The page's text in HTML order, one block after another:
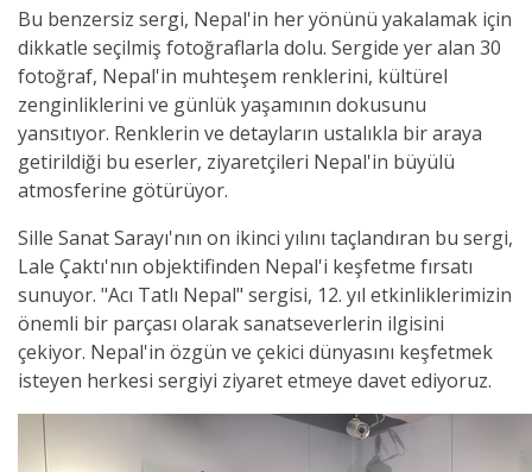
Bu benzersiz sergi, Nepal'in her yönünü yakalamak için
dikkatle seçilmiş fotoğraflarla dolu. Sergide yer alan 30
fotoğraf, Nepal'in muhteşem renklerini, kültürel
zenginliklerini ve günlük yaşamının dokusunu
yansıtıyor. Renklerin ve detayların ustalıkla bir araya
getirildiği bu eserler, ziyaretçileri Nepal'in büyülü
atmosferine götürüyor.
Sille Sanat Sarayı'nın on ikinci yılını taçlandıran bu sergi,
Lale Çaktı'nın objektifinden Nepal'i keşfetme fırsatı
sunuyor. "Acı Tatlı Nepal" sergisi, 12. yıl etkinliklerimizin
önemli bir parçası olarak sanatseverlerin ilgisini
çekiyor. Nepal'in özgün ve çekici dünyasını keşfetmek
isteyen herkesi sergiyi ziyaret etmeye davet ediyoruz.